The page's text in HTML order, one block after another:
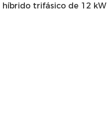
trifásico de 12